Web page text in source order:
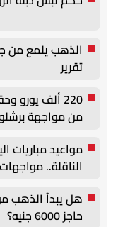
تقرير
220 ألف
من مواجهة
الناقلة..
حاجز 6000 جنيه؟